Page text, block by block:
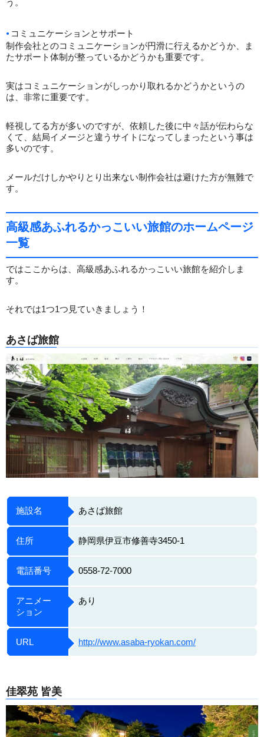
う。
コミュニケーションとサポート
制作会社とのコミュニケーションが円滑に行えるかどうか、ま
たサポート体制が整っているかどうかも重要です。
実はコミュニケーションがしっかり取れるかどうかというの
は、非常に重要です。
軽視してる方が多いのですが、依頼した後に中々話が伝わらな
くて、結局イメージと違うサイトになってしまったという事は
多いのです。
メールだけしかやりとり出来ない制作会社は避けた方が無難で
す。
高級感あふれるかっこいい旅館のホームページ
一覧
ではここからは、高級感あふれるかっこいい旅館を紹介しま
す。
それでは1つ1つ見ていきましょう！
あさば旅館
施設名 あさば旅館
住所 静岡県伊豆市修善寺3450-1
電話番号 0558-72-7000
アニメー
ション
あり
URL http://www.asaba-ryokan.com/
佳翠苑 皆美